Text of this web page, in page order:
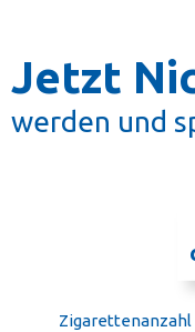
Jetzt
werden und
Zigarettenanzahl